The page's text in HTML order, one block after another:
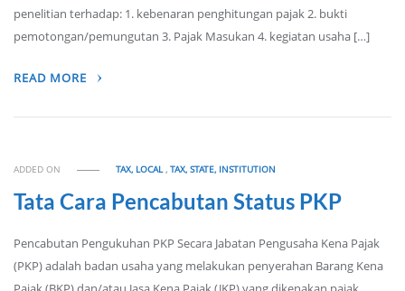
penelitian terhadap: 1. kebenaran penghitungan pajak 2. bukti
pemotongan/pemungutan 3. Pajak Masukan 4. kegiatan usaha […]
READ MORE
ADDED ON TAX, LOCAL,TAX, STATE, INSTITUTION
Tata Cara Pencabutan Status PKP
Pencabutan Pengukuhan PKP Secara Jabatan Pengusaha Kena Pajak
(PKP) adalah badan usaha yang melakukan penyerahan Barang Kena